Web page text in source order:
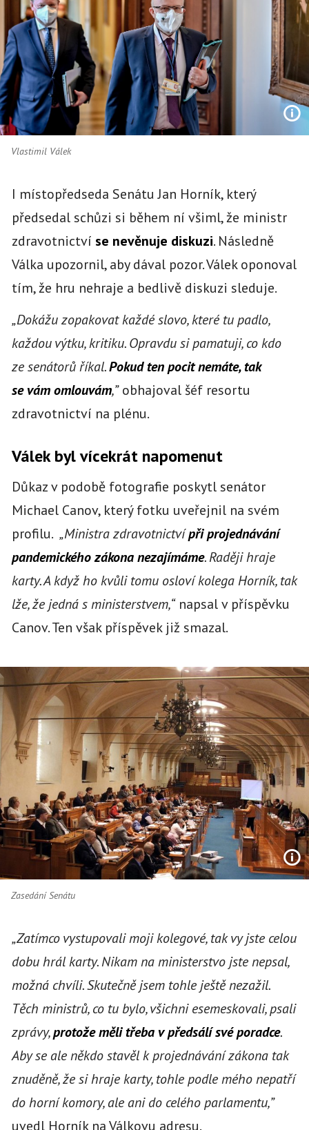
Vlastimil Válek
I místopředseda Senátu Jan Horník, který
předsedal schůzi si během ní všiml, že ministr
zdravotnictví se nevěnuje diskuzi. Následně
Válka upozornil, aby dával pozor. Válek oponoval
tím, že hru nehraje a bedlivě diskuzi sleduje.
„Dokážu zopakovat každé slovo, které tu padlo,
každou výtku, kritiku. Opravdu si pamatuji, co kdo
ze senátorů říkal.Pokud ten pocit nemáte, tak
se vám omlouvám,”obhajoval šéf resortu
zdravotnictví na plénu.
Válek byl vícekrát napomenut
Důkaz v podobě fotografie poskytl senátor
Michael Canov, který fotku uveřejnil na svém
profilu. „Ministra zdravotnictvípři projednávání
pandemického zákona nezajímáme. Raději hraje
karty. A když ho kvůli tomu osloví kolega Horník, tak
lže, že jedná s ministerstvem,“napsal v příspěvku
Canov. Ten však příspěvek již smazal.
Zasedání Senátu
„Zatímco vystupovali moji kolegové, tak vy jste celou
dobu hrál karty. Nikam na ministerstvo jste nepsal,
možná chvíli. Skutečně jsem tohle ještě nezažil.
Těch ministrů, co tu bylo, všichni esemeskovali, psali
zprávy,protože měli třeba v předsálí své poradce.
Aby se ale někdo stavěl k projednávání zákona tak
znuděně, že si hraje karty, tohle podle mého nepatří
do horní komory, ale ani do celého parlamentu,”
uvedl Horník na Válkovu adresu.